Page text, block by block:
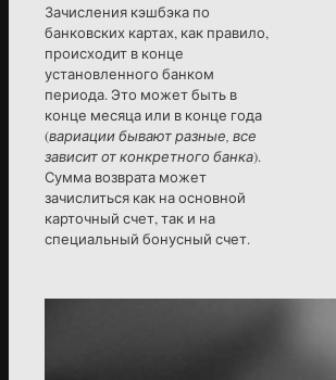
Зачисления кэшбэка по
банковских картах, как правило,
происходит в конце
установленного банком
периода. Это может быть в
конце месяца или в конце года
(вариации бывают разные, все
зависит от конкретного банка).
Сумма возврата может
зачислиться как на основной
карточный счет, так и на
специальный бонусный счет.